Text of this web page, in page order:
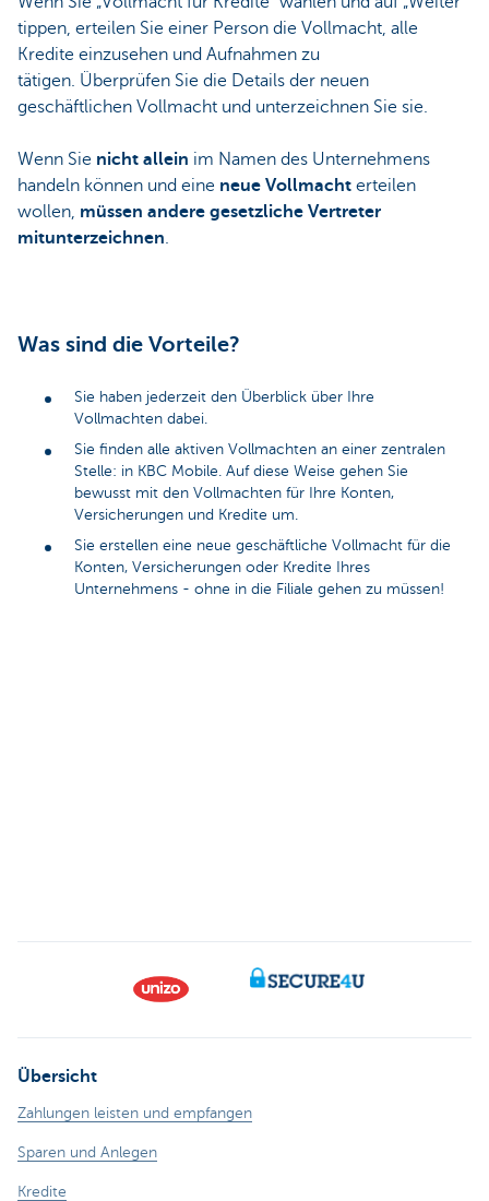
tippen, erteilen Sie einer Person die Vollmacht, alle
Kredite einzusehen und Aufnahmen zu
tätigen. Überprüfen Sie die Details der neuen
geschäftlichen Vollmacht und unterzeichnen Sie sie.
Wenn Sie nicht allein im Namen des Unternehmens
handeln können und eine neue Vollmacht erteilen
wollen, müssen andere gesetzliche Vertreter
mitunterzeichnen.
Was sind die Vorteile?
Sie haben jederzeit den Überblick über Ihre
Vollmachten dabei.
Sie finden alle aktiven Vollmachten an einer zentralen
Stelle: in KBC Mobile. Auf diese Weise gehen Sie
bewusst mit den Vollmachten für Ihre Konten,
Versicherungen und Kredite um.
Sie erstellen eine neue geschäftliche Vollmacht für die
Konten, Versicherungen oder Kredite Ihres
Unternehmens - ohne in die Filiale gehen zu müssen!
Übersicht
Zahlungen leisten und empfangen
Sparen und Anlegen
Kredite